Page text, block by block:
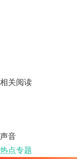
相关阅读
声音
热点专题